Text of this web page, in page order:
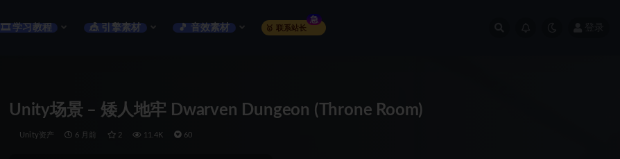
🎞️ 学习教程 🎪 引擎素材 🎵 音效素材 🥇 联系站长
急
Unity场景 – 矮人地牢 Dwarven Dungeon (Throne Room)
Unity资产 6 月前 2 11.4K 60